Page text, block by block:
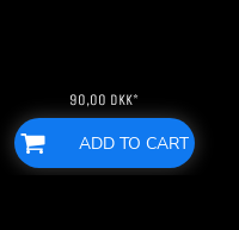
90,00 DKK*
ADD TO CART